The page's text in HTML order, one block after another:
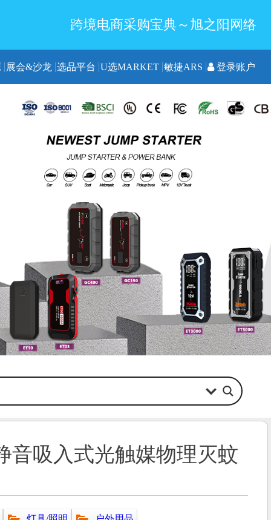
跨境电商采购宝典～旭之阳网络
展会&沙龙 选品平台 U选MARKET 敏捷ARS 登录账户
音吸入式光触媒物理灭蚊